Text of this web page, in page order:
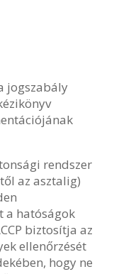
jogszabály
rendszer
az asztalig)
a hatóságok
biztosítja az
ellenőrzését
hogy ne